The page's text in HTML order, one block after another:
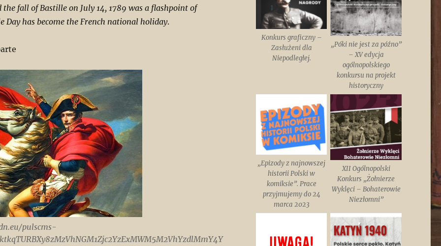
fall of Bastille on July 14, 1789 was a flashpoint of
Day has become the French national holiday.
pulscms-
Konkurs graficzny –
Zasłużeni dla
Niepodległej.
„Póki nie jest za późno”
– XV edycja
ogólnopolskiego
konkursu na projekt
historyczny
„Epizody z najnowszej
historii Polski w
komiksie”. Prace
przyjmujemy do 24
marca 2023
XII Ogólnopolski
Konkurs „Żołnierze
Wyklęci – Bohaterowie
Niezłomni”